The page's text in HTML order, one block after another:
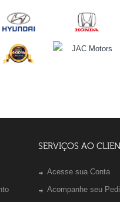
SERVIÇOS AO
Acesse sua Conta
Acompanhe seu